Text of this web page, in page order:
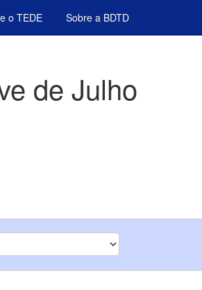
o TEDE Sobre a BDTD
de Julho